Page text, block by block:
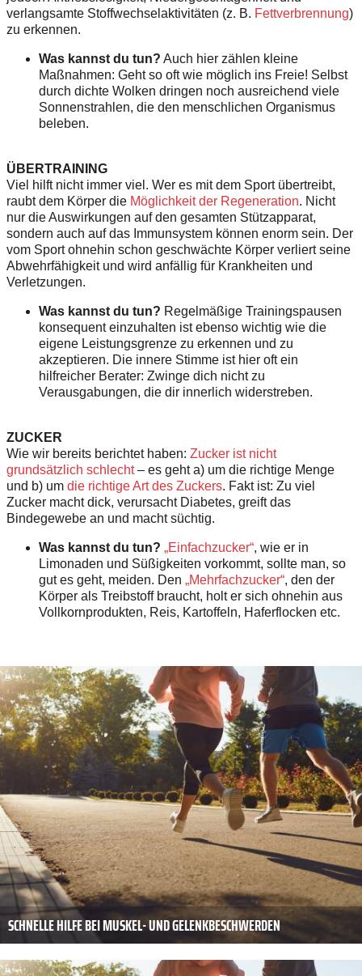
verlangsamte Stoffwechselaktivitäten (z. B. Fettverbrennung)
zu erkennen.
Was kannst du tun? Auch hier zählen kleine
Maßnahmen: Geht so oft wie möglich ins Freie! Selbst
durch dichte Wolken dringen noch ausreichend viele
Sonnenstrahlen, die den menschlichen Organismus
beleben.
ÜBERTRAINING
Viel hilft nicht immer viel. Wer es mit dem Sport übertreibt,
raubt dem Körper die Möglichkeit der Regeneration. Nicht
nur die Auswirkungen auf den gesamten Stützapparat,
sondern auch auf das Immunsystem können enorm sein. Der
vom Sport ohnehin schon geschwächte Körper verliert seine
Abwehrfähigkeit und wird anfällig für Krankheiten und
Verletzungen.
Was kannst du tun? Regelmäßige Trainingspausen
konsequent einzuhalten ist ebenso wichtig wie die
eigene Leistungsgrenze zu erkennen und zu
akzeptieren. Die innere Stimme ist hier oft ein
hilfreicher Berater: Zwinge dich nicht zu
Verausgabungen, die dir innerlich widerstreben.
ZUCKER
Wie wir bereits berichtet haben: Zucker ist nicht
grundsätzlich schlecht– es geht a) um die richtige Menge
und b) um die richtige Art des Zuckers. Fakt ist: Zu viel
Zucker macht dick, verursacht Diabetes, greift das
Bindegewebe an und macht süchtig.
Was kannst du tun? „Einfachzucker“, wie er in
Limonaden und Süßigkeiten vorkommt, sollte man, so
gut es geht, meiden. Den „Mehrfachzucker“, den der
Körper als Treibstoff braucht, holter sich ohnehin aus
Vollkornprodukten, Reis, Kartoffeln, Haferflocken etc.
SCHNELLE HILFE BEI MUSKEL- UND GELENKBESCHWERDEN